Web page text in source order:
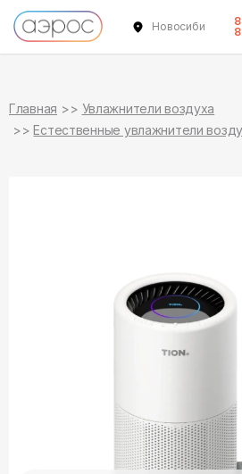
Новосибирск
Главная
Увлажнители воздуха
Естественные увлажнители
в наличии